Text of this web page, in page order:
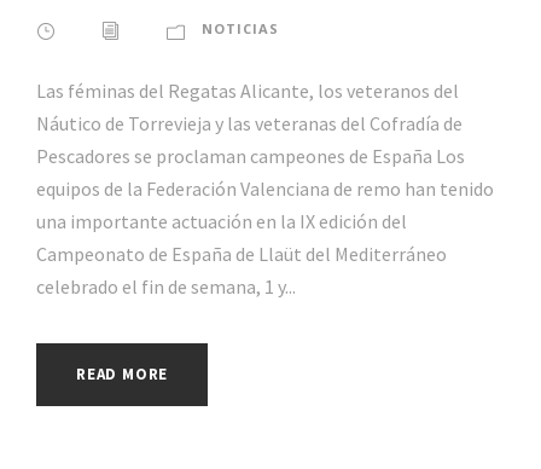
NOTICIAS
Las féminas del Regatas Alicante, los veteranos del
Náutico de Torrevieja y las veteranas del Cofradía de
Pescadores se proclaman campeones de España Los
equipos de la Federación Valenciana de remo han tenido
una importante actuación en la IX edición del
Campeonato de España de Llaüt del Mediterráneo
celebrado el fin de semana, 1 y...
READ MORE